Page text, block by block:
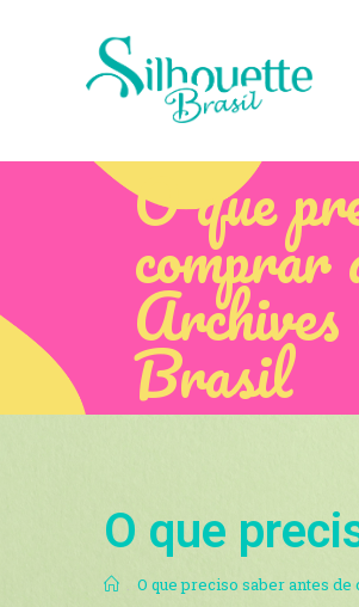
O que
comprar
Brasil
O que
. O que preciso saber antes